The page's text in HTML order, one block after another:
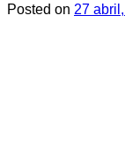
Posted on 27